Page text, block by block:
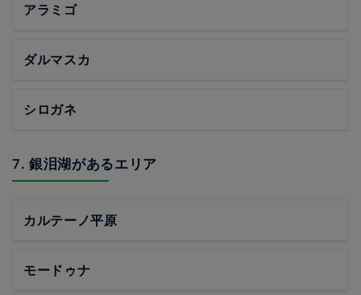
アラミゴ
ダルマスカ
シロガネ
7. 銀泪湖があるエリア
カルテーノ平原
モードゥナ